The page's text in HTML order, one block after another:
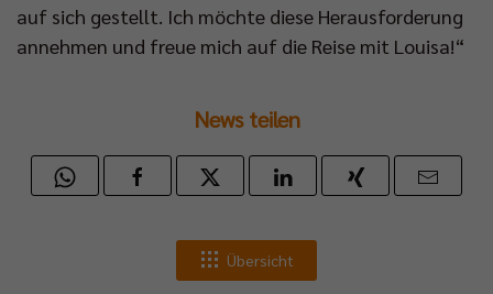
auf sich gestellt. Ich möchte diese Herausforderung
annehmen und freue mich auf die Reise mit Louisa!“
News teilen
Übersicht